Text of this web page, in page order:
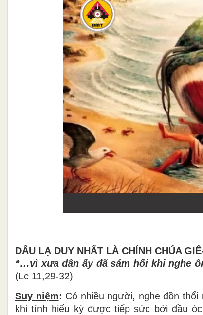
DẤU LẠ DUY NHẤT LÀ CHÍNH CHÚA
“…vì xưa dân ấy đã sám hối khi nghe
(Lc 11,29-32)
Suy niệm: Có nhiều người, nghe đồn
khi tính hiếu kỳ được tiếp sức bởi đầu